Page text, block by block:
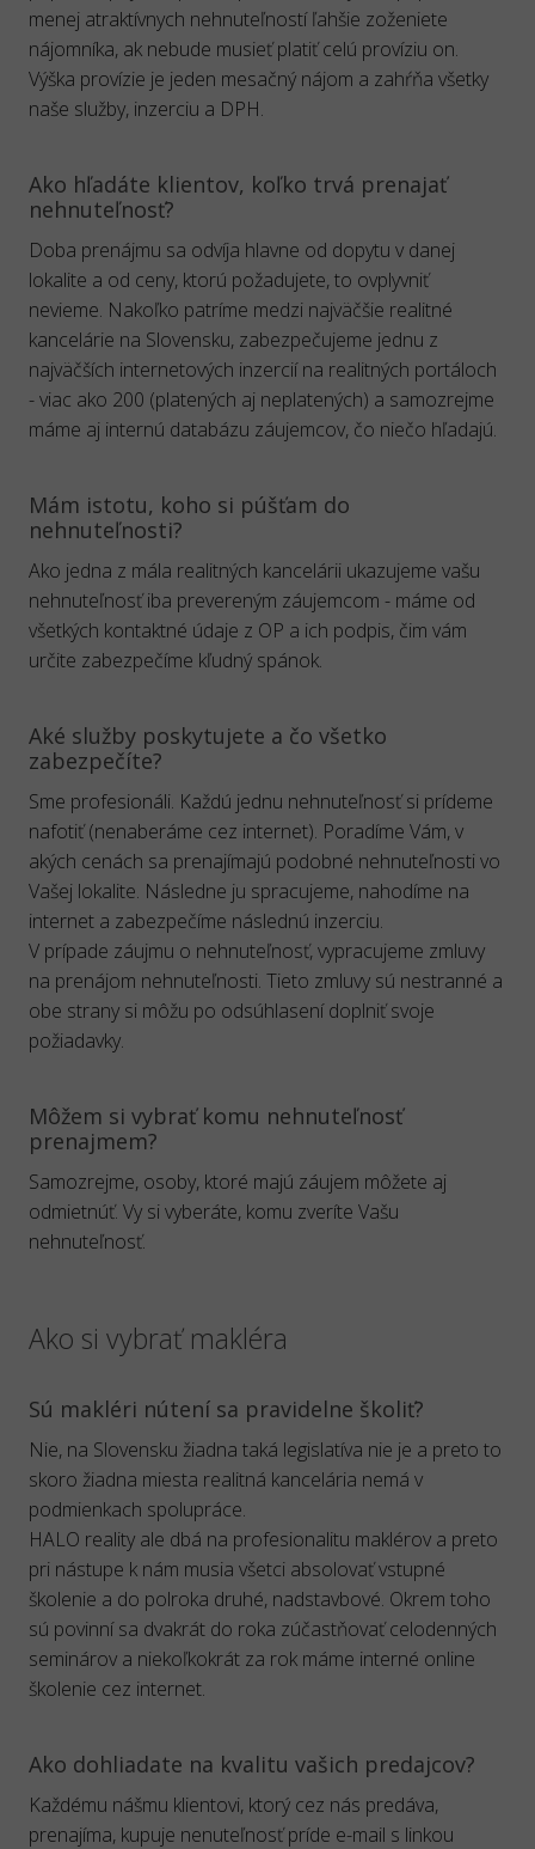
menej atraktívnych nehnuteľností ľahšie zoženiete
nájomníka, ak nebude musieť platiť celú províziu on.
Výška provízie je jeden mesačný nájom a zahŕňa všetky
naše služby, inzerciu a DPH.
Ako hľadáte klientov, koľko trvá prenajať
nehnuteľnosť?
Doba prenájmu sa odvíja hlavne od dopytu v danej
lokalite a od ceny, ktorú požadujete, to ovplyvniť
nevieme. Nakoľko patríme medzi najväčšie realitné
kancelárie na Slovensku, zabezpečujeme jednu z
najväčších internetových inzercií na realitných portáloch
- viac ako 200 (platených aj neplatených) a samozrejme
máme aj internú databázu záujemcov, čo niečo hľadajú.
Mám istotu, koho si púšťam do
nehnuteľnosti?
Ako jedna z mála realitných kancelárii ukazujeme vašu
nehnuteľnosť iba prevereným záujemcom - máme od
všetkých kontaktné údaje z OP a ich podpis, čim vám
určite zabezpečíme kľudný spánok.
Aké služby poskytujete a čo všetko
zabezpečíte?
Sme profesionáli. Každú jednu nehnuteľnosť si prídeme
nafotiť (nenaberáme cez internet). Poradíme Vám, v
akých cenách sa prenajímajú podobné nehnuteľnosti vo
Vašej lokalite. Následne ju spracujeme, nahodíme na
internet a zabezpečíme následnú inzerciu.
V prípade záujmu o nehnuteľnosť, vypracujeme zmluvy
na prenájom nehnuteľnosti. Tieto zmluvy sú nestranné a
obe strany si môžu po odsúhlasení doplniť svoje
požiadavky.
Môžem si vybrať komu nehnuteľnosť
prenajmem?
Samozrejme, osoby, ktoré majú záujem môžete aj
odmietnúť. Vy si vyberáte, komu zveríte Vašu
nehnuteľnosť.
Ako si vybrať makléra
Sú makléri nútení sa pravidelne školiť?
Nie, na Slovensku žiadna taká legislatíva nie je a preto to
skoro žiadna miesta realitná kancelária nemá v
podmienkach spolupráce.
HALO reality ale dbá na profesionalitu maklérov a preto
pri nástupe k nám musia všetci absolovať vstupné
školenie a do polroka druhé, nadstavbové. Okrem toho
sú povinní sa dvakrát do roka zúčastňovať celodenných
seminárov a niekoľkokrát za rok máme interné online
školenie cez internet.
Ako dohliadate na kvalitu vašich predajcov?
Každému nášmu klientovi, ktorý cez nás predáva,
prenajíma, kupuje nenuteľnosť príde e-mail s linkou